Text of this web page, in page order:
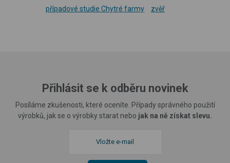
případové studie Chytré farmy
zvěř
Přihlásit se k odběru novinek
Posíláme zkušenosti, které oceníte. Případy správného použití
výrobků, jak se o výrobky starat nebo jak na ně získat slevu.